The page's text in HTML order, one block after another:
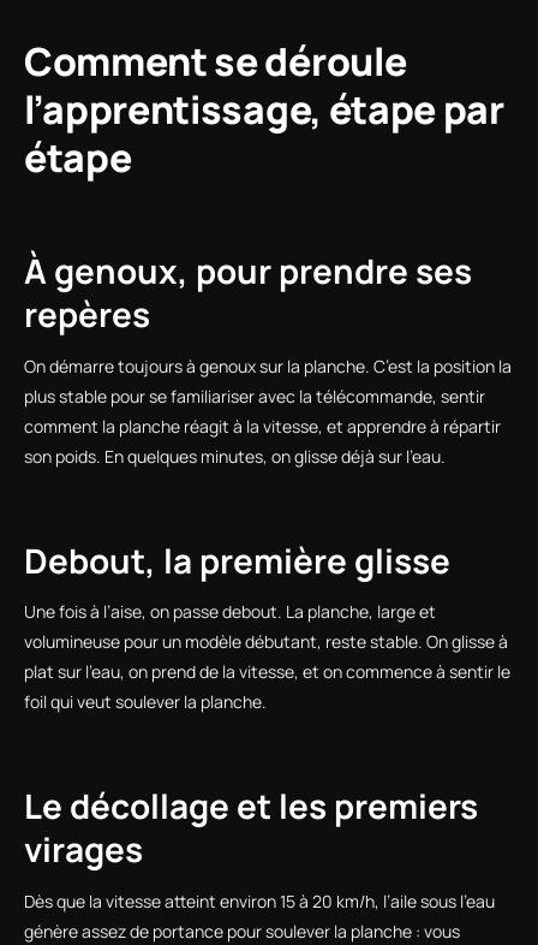
Comment se déroule
l’apprentissage, étape par
étape
À genoux, pour prendre ses
repères
On démarre toujours à genoux sur la planche. C’est la position la
plus stable pour se familiariser avec la télécommande, sentir
comment la planche réagit à la vitesse, et apprendre à répartir
son poids. En quelques minutes, on glisse déjà sur l’eau.
Debout, la première glisse
Une fois à l’aise, on passe debout. La planche, large et
volumineuse pour un modèle débutant, reste stable. On glisse à
plat sur l’eau, on prend de la vitesse, et on commence à sentir le
foil qui veut soulever la planche.
Le décollage et les premiers
virages
Dès que la vitesse atteint environ 15 à 20 km/h, l’aile sous l’eau
génère assez de portance pour soulever la planche : vous